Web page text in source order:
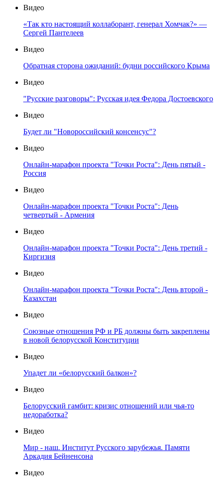
Видео
«Так кто настоящий коллаборант, генерал Хомчак?» —
Сергей Пантелеев
Видео
Обратная сторона ожиданий: будни российского Крыма
Видео
"Русские разговоры": Русская идея Федора Достоевского
Видео
Будет ли "Новороссийский консенсус"?
Видео
Онлайн-марафон проекта "Точки Роста": День пятый -
Россия
Видео
Онлайн-марафон проекта "Точки Роста": День
четвертый - Армения
Видео
Онлайн-марафон проекта "Точки Роста": День третий -
Киргизия
Видео
Онлайн-марафон проекта "Точки Роста": День второй -
Казахстан
Видео
Союзные отношения РФ и РБ должны быть закреплены
в новой белорусской Конституции
Видео
Упадет ли «белорусский балкон»?
Видео
Белорусский гамбит: кризис отношений или чья-то
недоработка?
Видео
Мир - наш. Институт Русского зарубежья. Памяти
Аркадия Бейненсона
Видео